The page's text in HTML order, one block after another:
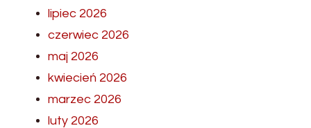
lipiec 2026
czerwiec 2026
maj 2026
kwiecień 2026
marzec 2026
luty 2026